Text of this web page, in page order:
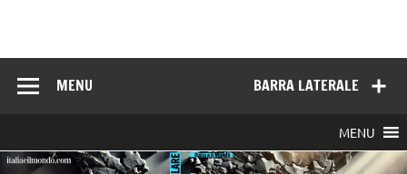
BARRA LATERALE
MENU
MENU